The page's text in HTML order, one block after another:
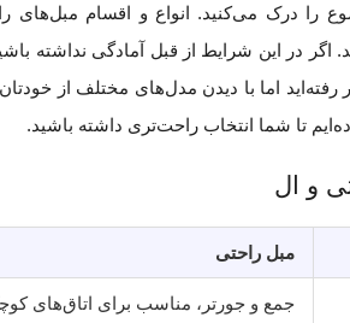
را درک می‌کنید. انواع و اقسام
در این شرایط از قبل آمادگی نداشته
رفته‌اید اما با دیدن مدل‌های مختلف از
تا شما انتخاب راحت‌تری داشته باشید.
و ال
مبل راحتی
جمع و جورتر، مناسب برای اتاق‌های